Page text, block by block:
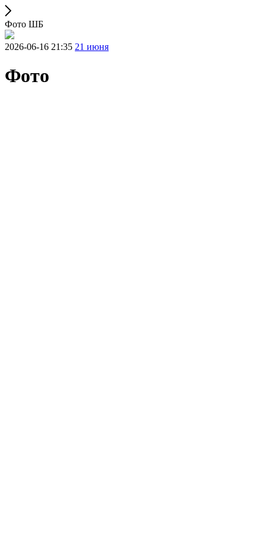
Фото ШБ
2026-06-16 21:35 21 июня
Фото